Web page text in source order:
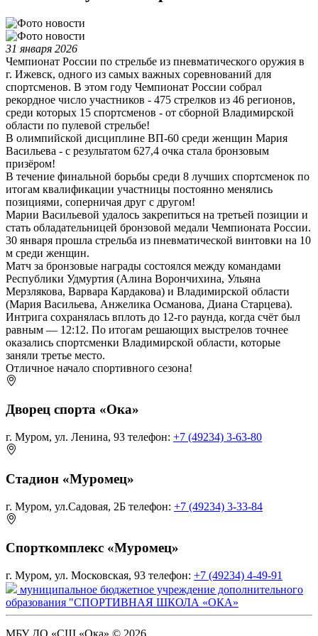
31 января 2026
Чемпионат России по стрельбе из пневматического оружия в
г. Ижевск, одного из самых важных соревнований для
спортсменов. В этом году Чемпионат России собрал
рекордное число участников - 475 стрелков из 46 регионов,
среди которых 15 спортсменов - от сборной Владимирской
области по пулевой стрельбе!
В олимпийской дисциплине ВП-60 среди женщин Мария
Васильева - с результатом 627,4 очка стала бронзовым
призёром!
В течение финальной борьбы среди 8 лучших спортсменок по
итогам квалификации участницы постоянно менялись
позициями, соперничая друг с другом!
Марии Васильевой удалось закрепиться на третьей позиции и
стать обладательницей бронзовой медали Чемпионата России.
30 января прошла стрельба из пневматической винтовки на 10
м среди женщин.
Матч за бронзовые награды состоялся между командами
Республики Удмуртия (Алина Ворончихина, Ульяна
Мерзлякова, Варвара Кардакова) и Владимирской области
(Мария Васильева, Анжелика Османова, Диана Старцева).
Интрига сохранялась вплоть до 12-го раунда, когда счёт был
равным — 12:12. По итогам решающих выстрелов точнее
оказались спортсменки Владимирской области, которые
заняли третье место.
Отличное начало спортивного сезона!
Дворец спорта «Ока»
г. Муром, ул. Ленина, 93 телефон: +7 (49234) 3-63-80
Стадион «Муромец»
г. Муром, ул.Садовая, 2Б телефон: +7 (49234) 3-33-84
Спорткомплекс «Муромец»
г. Муром, ул. Московская, 93 телефон: +7 (49234) 4-49-91
муниципальное бюджетное учреждение дополнительного
образования "СПОРТИВНАЯ ШКОЛА «ОКА»
МБУ ДО «СШ «Ока» © 2026